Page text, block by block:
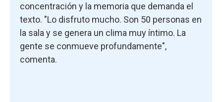
concentración y la memoria que demanda el
texto. "Lo disfruto mucho. Son 50 personas en
la sala y se genera un clima muy íntimo. La
gente se conmueve profundamente",
comenta.